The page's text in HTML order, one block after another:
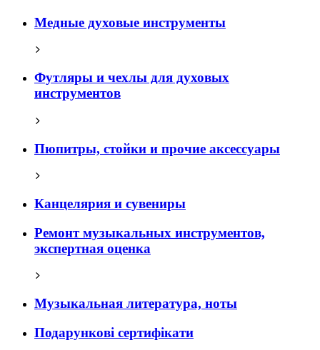
Медные духовые инструменты
Футляры и чехлы для духовых
инструментов
Пюпитры, стойки и прочие аксессуары
Канцелярия и сувениры
Ремонт музыкальных инструментов,
экспертная оценка
Музыкальная литература, ноты
Подарункові сертифікати